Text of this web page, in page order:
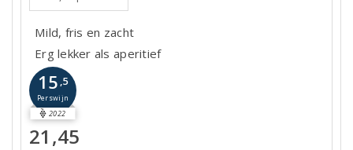
Mild, fris en zacht
Erg lekker als aperitief
15 ,5
Perswijn
2022
21,45